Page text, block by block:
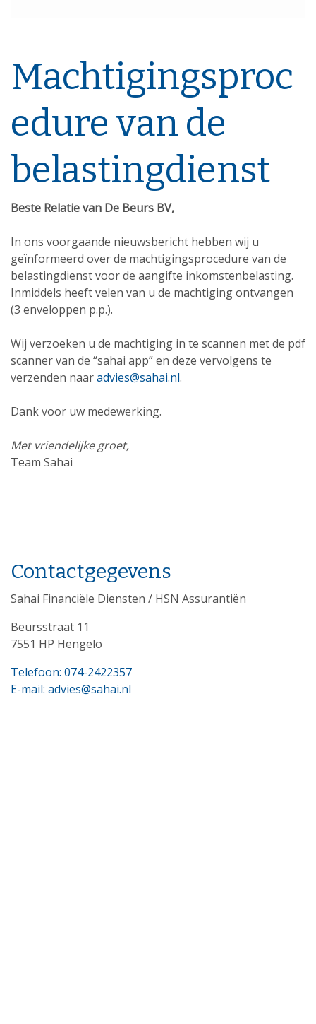
Machtigingsproc
edure van de
belastingdienst
Beste Relatie van De Beurs BV,
In ons voorgaande nieuwsbericht hebben wij u
geïnformeerd over de machtigingsprocedure van de
belastingdienst voor de aangifte inkomstenbelasting.
Inmiddels heeft velen van u de machtiging ontvangen
(3 enveloppen p.p.).
Wij verzoeken u de machtiging in te scannen met de pdf
scanner van de “sahai app” en deze vervolgens te
verzenden naaradvies@sahai.nl.
Dank voor uw medewerking.
Met vriendelijke groet,
Team Sahai
Contactgegevens
Sahai Financiële Diensten / HSN Assurantiën
Beursstraat 11
7551 HP Hengelo
Telefoon: 074-2422357
E-mail: advies@sahai.nl